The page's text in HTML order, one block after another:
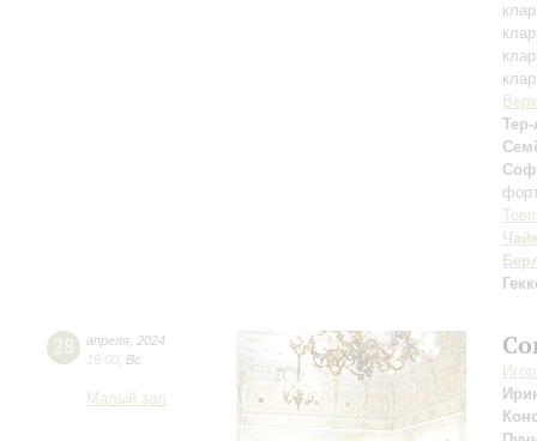
28 апреля 2024
19:00 Вс
Малый зал